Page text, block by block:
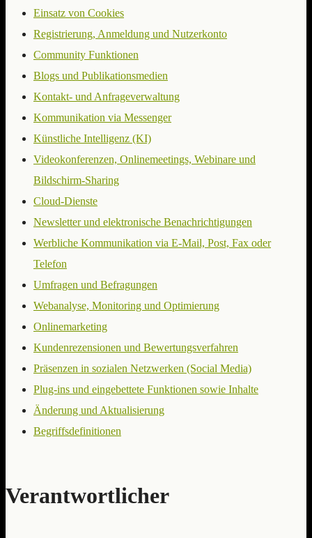
Einsatz von Cookies
Registrierung, Anmeldung und Nutzerkonto
Community Funktionen
Blogs und Publikationsmedien
Kontakt- und Anfrageverwaltung
Kommunikation via Messenger
Künstliche Intelligenz (KI)
Videokonferenzen, Onlinemeetings, Webinare und
Bildschirm-Sharing
Cloud-Dienste
Newsletter und elektronische Benachrichtigungen
Werbliche Kommunikation via E-Mail, Post, Fax oder
Telefon
Umfragen und Befragungen
Webanalyse, Monitoring und Optimierung
Onlinemarketing
Kundenrezensionen und Bewertungsverfahren
Präsenzen in sozialen Netzwerken (Social Media)
Plug-ins und eingebettete Funktionen sowie Inhalte
Änderung und Aktualisierung
Begriffsdefinitionen
Verantwortlicher